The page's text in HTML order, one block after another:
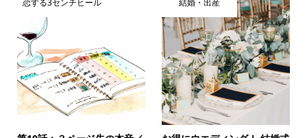
恋する3センチヒール 結婚・出産